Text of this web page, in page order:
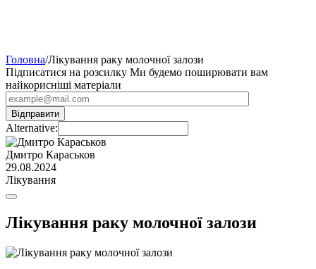
Головна/Лікування раку молочної залози
Підписатися на розсилку Ми будемо поширювати вам
найкорисніші матеріали
Alternative:
Дмитро Караськов
29.08.2024
Лікування
Лікування раку молочної залози